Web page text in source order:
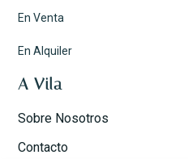
En Venta
En Alquiler
A Vila
Sobre Nosotros
Contacto